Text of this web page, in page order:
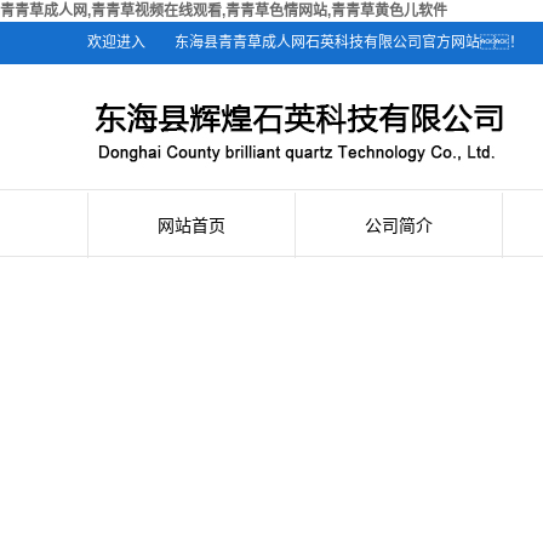
青青草成人网,青青草视频在线观看,青青草色情网站,青青草黄色儿软件
欢迎进入
东海县青青草成人网石英科技有限公司官方网站！
网站首页 公司简介